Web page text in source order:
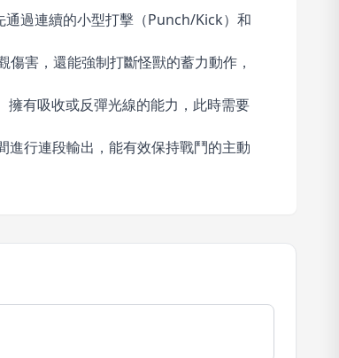
通過連續的小型打擊（Punch/Kick）和
害，還能強制打斷怪獸的蓄力動作，
有吸收或反彈光線的能力，此時需要
進行連段輸出，能有效保持戰鬥的主動